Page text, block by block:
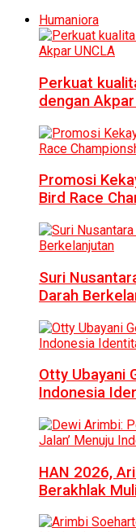
Humaniora
Perkuat
dengan Akpar
Promosi
Bird Race
Suri
Darah
Otty Ubayani
Indonesia
HAN 2026,
Berakhlak